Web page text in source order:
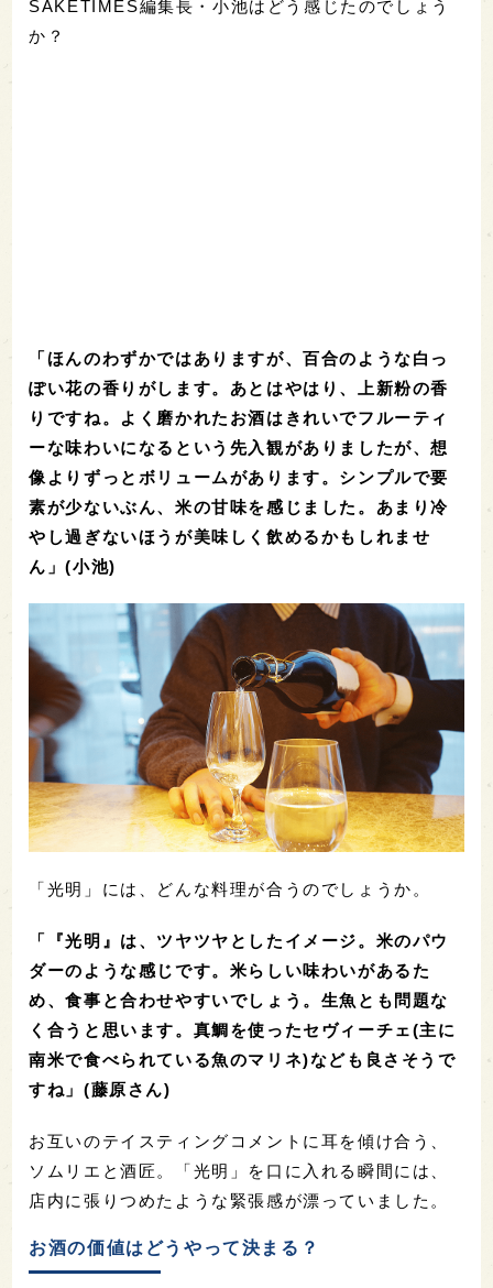
SAKETIMES編集長・小池はどう感じたのでしょう
か？
「ほんのわずかではありますが、百合のような白っ
ぽい花の香りがします。あとはやはり、上新粉の香
りですね。よく磨かれたお酒はきれいでフルーティ
ーな味わいになるという先入観がありましたが、想
像よりずっとボリュームがあります。シンプルで要
素が少ないぶん、米の甘味を感じました。あまり冷
やし過ぎないほうが美味しく飲めるかもしれませ
ん」(小池)
「光明」には、どんな料理が合うのでしょうか。
「『光明』は、ツヤツヤとしたイメージ。米のパウ
ダーのような感じです。米らしい味わいがあるた
め、食事と合わせやすいでしょう。生魚とも問題な
く合うと思います。真鯛を使ったセヴィーチェ(主に
南米で食べられている魚のマリネ)なども良さそうで
すね」(藤原さん)
お互いのテイスティングコメントに耳を傾け合う、
ソムリエと酒匠。「光明」を口に入れる瞬間には、
店内に張りつめたような緊張感が漂っていました。
お酒の価値はどうやって決まる？